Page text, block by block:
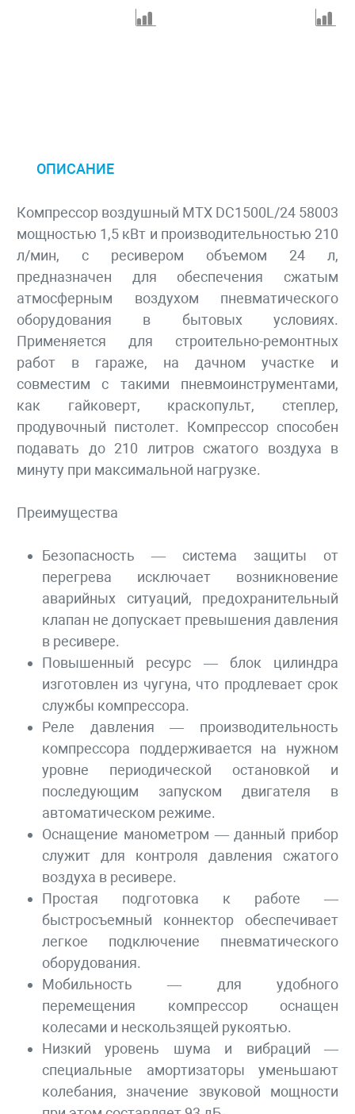
ОПИСАНИЕ
Компрессор воздушный MTX DC1500L/24 58003
мощностью 1,5 кВт и производительностью 210
л/мин, с ресивером объемом 24 л,
предназначен для обеспечения сжатым
атмосферным воздухом пневматического
оборудования в бытовых условиях.
Применяется для строительно-ремонтных
работ в гараже, на дачном участке и
совместим с такими пневмоинструментами,
как гайковерт, краскопульт, степлер,
продувочный пистолет. Компрессор способен
подавать до 210 литров сжатого воздуха в
минуту при максимальной нагрузке.
Преимущества
Безопасность — система защиты от
перегрева исключает возникновение
аварийных ситуаций, предохранительный
клапан не допускает превышения давления
в ресивере.
Повышенный ресурс — блок цилиндра
изготовлен из чугуна, что продлевает срок
службы компрессора.
Реле давления — производительность
компрессора поддерживается на нужном
уровне периодической остановкой и
последующим запуском двигателя в
автоматическом режиме.
Оснащение манометром — данный прибор
служит для контроля давления сжатого
воздуха в ресивере.
Простая подготовка к работе —
быстросъемный коннектор обеспечивает
легкое подключение пневматического
оборудования.
Мобильность — для удобного
перемещения компрессор оснащен
колесами и нескользящей рукоятью.
Низкий уровень шума и вибраций —
специальные амортизаторы уменьшают
колебания, значение звуковой мощности